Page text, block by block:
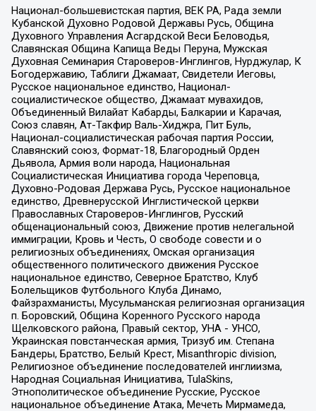
Национал-большевистская партия, ВЕК РА, Рада земли
Кубанской Духовно Родовой Державы Русь, Община
Духовного Управления Асгардской Веси Беловодья,
Славянская Община Капища Веды Перуна, Мужская
Духовная Семинария Староверов-Инглингов, Нурджулар, К
Богодержавию, Таблиги Джамаат, Свидетели Иеговы,
Русское национальное единство, Национал-
социалистическое общество, Джамаат мувахидов,
Объединенный Вилайат Кабарды, Балкарии и Карачая,
Союз славян, Ат-Такфир Валь-Хиджра, Пит Буль,
Национал-социалистическая рабочая партия России,
Славянский союз, Формат-18, Благородный Орден
Дьявола, Армия воли народа, Национальная
Социалистическая Инициатива города Череповца,
Духовно-Родовая Держава Русь, Русское национальное
единство, Древнерусской Инглистической церкви
Православных Староверов-Инглингов, Русский
общенациональный союз, Движение против нелегальной
иммиграции, Кровь и Честь, О свободе совести и о
религиозных объединениях, Омская организация
общественного политического движения Русское
национальное единство, Северное Братство, Клуб
Болельщиков Футбольного Клуба Динамо,
Файзрахманисты, Мусульманская религиозная организация
п. Боровский, Община Коренного Русского народа
Щелковского района, Правый сектор, УНА - УНСО,
Украинская повстанческая армия, Тризуб им. Степана
Бандеры, Братство, Белый Крест, Misanthropic division,
Религиозное объединение последователей инглиизма,
Народная Социальная Инициатива, TulaSkins,
Этнополитическое объединение Русские, Русское
национальное объединение Атака, Мечеть Мирмамеда,